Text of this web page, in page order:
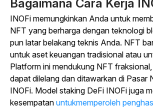
Bagaimana Cara Kerja
INOFi memungkinkan Anda untuk
NFT yang berharga dengan teknologi
pun latar belakang teknis Anda. NFT
untuk aset keuangan tradisional atau
Platform ini mendukung NFT
dapat dilelang dan ditawarkan di Pasar
INOFi. Model staking DeFi INOFi juga
kesempatan untukmemperoleh